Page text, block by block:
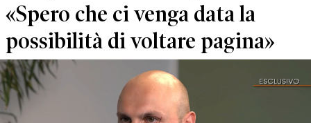
«Spero che ci venga data la
possibilità di voltare pagina»